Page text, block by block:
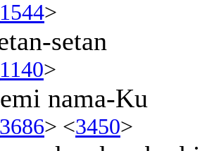
1544>
setan
1140>
nama-Ku
3686> <3450>